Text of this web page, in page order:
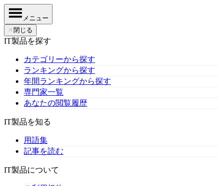
メニュー
✕ 閉じる
IT製品を探す
カテゴリーから探す
ランキングから探す
年間ランキングから探す
専門家一覧
あなたの閲覧履歴
IT製品を知る
用語集
記事を読む
IT製品について